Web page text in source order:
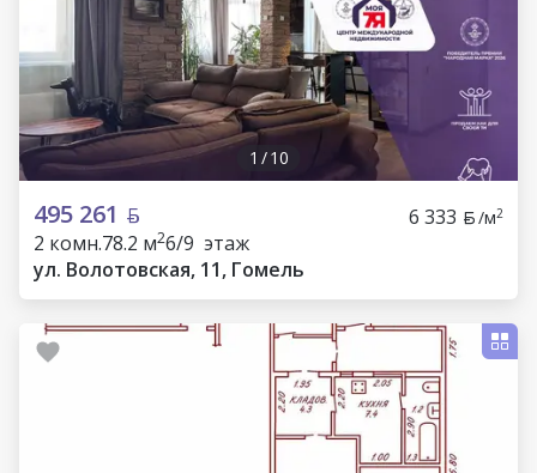
1 /10
495 261 6 333 /м2
2 комн.78.2 м26/9 этаж
ул. Волотовская, 11, Гомель